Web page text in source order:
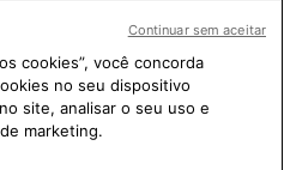
com a AFP, é
de fatos são
para a correta compreensão
questão. A AFP não obteve
detentores dos direitos autorais
terá nenhuma
cookies”, você concorda
no seu dispositivo
site, analisar o seu uso e
marketing.
Continuar sem aceitar